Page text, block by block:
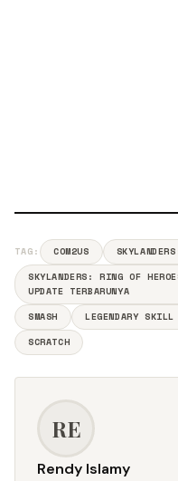
TAG: COM2US
SKYLANDERS: RING OF
UPDATE TERBARUNYA
SMASH
LEGENDARY SKILL
SCRATCH
RE
Rendy Islamy